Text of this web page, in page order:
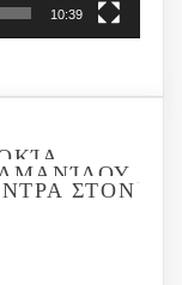
10:39
ΣΤΟΝ